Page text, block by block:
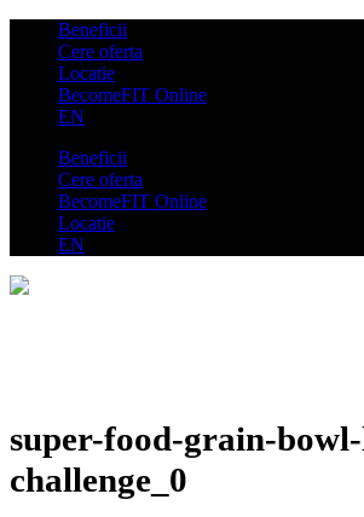
Beneficii
Cere oferta
Locatie
BecomeFIT Online
EN
Beneficii
Cere oferta
BecomeFIT Online
Locatie
EN
super-food-grain-
challenge_0